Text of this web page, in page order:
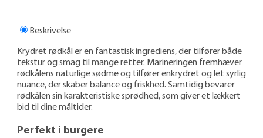
Beskrivelse
Krydret rødkål er en fantastisk ingrediens, der tilfører både
tekstur og smag til mange retter. Marineringen fremhæver
rødkålens naturlige sødme og tilfører enkrydret og let syrlig
nuance, der skaber balance og friskhed. Samtidig bevarer
rødkålen sin karak­teristiske sprødhed, som giver et lækkert
bid til dine måltider.
Perfekt i burgere